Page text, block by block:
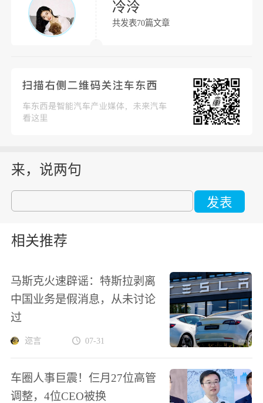
冷泠
共发表70篇文章
来，说两句
发表
相关推荐
马斯克火速辟谣：特斯拉剥离
中国业务是假消息，从未讨论
过
迩言 07-31
车圈人事巨震！仨月27位高管
调整，4位CEO被换